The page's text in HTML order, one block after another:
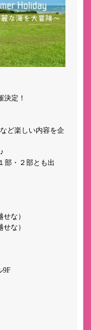
決定！
ど楽しい内容を企
部・２部とも出
な）
な）
9F